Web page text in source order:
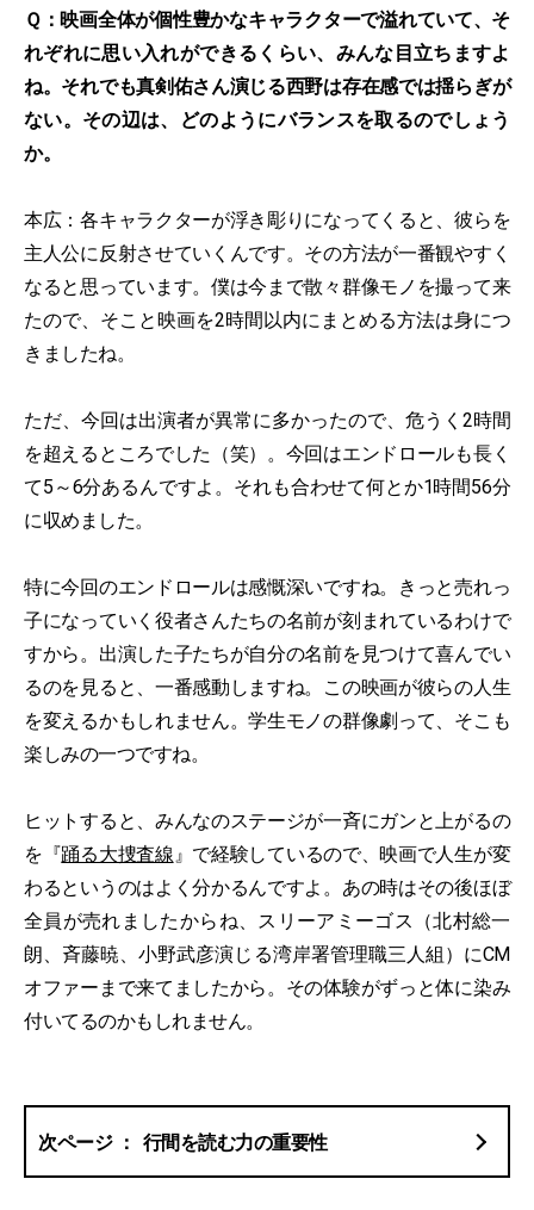
Ｑ：映画全体が個性豊かなキャラクターで溢れていて、そ
れぞれに思い入れができるくらい、みんな目立ちますよ
ね。それでも真剣佑さん演じる西野は存在感では揺らぎが
ない。その辺は、どのようにバランスを取るのでしょう
か。
本広：各キャラクターが浮き彫りになってくると、彼らを
主人公に反射させていくんです。その方法が一番観やすく
なると思っています。僕は今まで散々群像モノを撮って来
たので、そこと映画を2時間以内にまとめる方法は身につ
きましたね。
ただ、今回は出演者が異常に多かったので、危うく2時間
を超えるところでした（笑）。今回はエンドロールも長く
て5～6分あるんですよ。それも合わせて何とか1時間56分
に収めました。
特に今回のエンドロールは感慨深いですね。きっと売れっ
子になっていく役者さんたちの名前が刻まれているわけで
すから。出演した子たちが自分の名前を見つけて喜んでい
るのを見ると、一番感動しますね。この映画が彼らの人生
を変えるかもしれません。学生モノの群像劇って、そこも
楽しみの一つですね。
ヒットすると、みんなのステージが一斉にガンと上がるの
を『踊る大捜査線』で経験しているので、映画で人生が変
わるというのはよく分かるんですよ。あの時はその後ほぼ
全員が売れましたからね、スリーアミーゴス（北村総一
朗、斉藤暁、小野武彦演じる湾岸署管理職三人組）にCM
オファーまで来てましたから。その体験がずっと体に染み
付いてるのかもしれません。
行間を読む力の重要性